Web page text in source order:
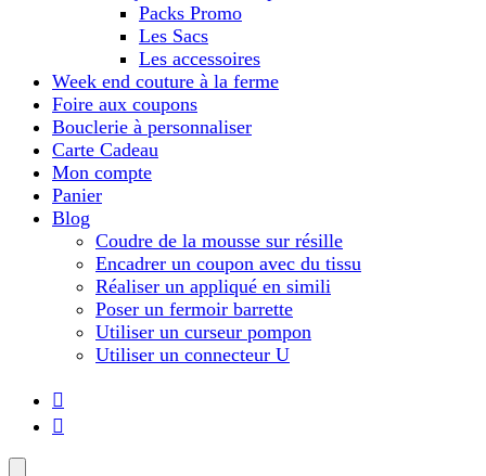
Packs Promo
Les Sacs
Les accessoires
Week end couture à la ferme
Foire aux coupons
Bouclerie à personnaliser
Carte Cadeau
Mon compte
Panier
Blog
Coudre de la mousse sur résille
Encadrer un coupon avec du tissu
Réaliser un appliqué en simili
Poser un fermoir barrette
Utiliser un curseur pompon
Utiliser un connecteur U